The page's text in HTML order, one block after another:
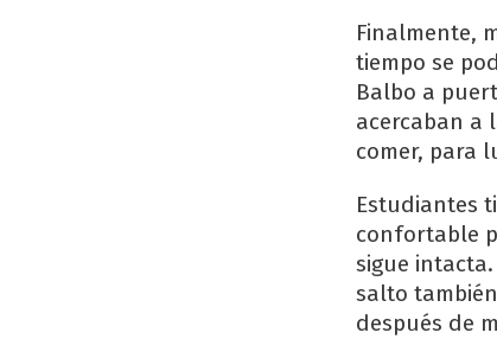
Finalmente,
tiempo se
Balbo a
acercaban a
comer, para
Estudiantes
confortable
sigue
salto
después de